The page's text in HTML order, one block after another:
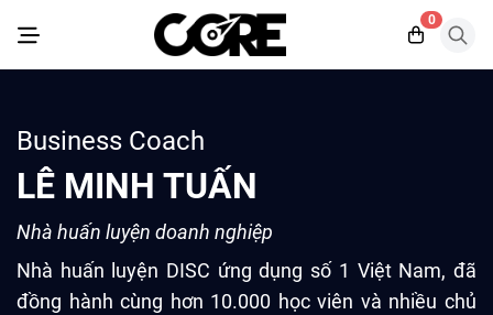
0
Business Coach
LÊ MINH TUẤN
Nhà huấn luyện doanh nghiệp
Nhà huấn luyện DISC ứng dụng số 1 Việt Nam, đã
đồng hành cùng hơn 10.000 học viên và nhiều chủ